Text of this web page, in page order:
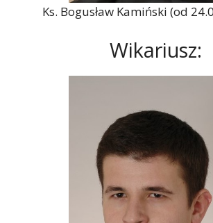
Ks. Bogusław Kamiński (od
Wikariusz: